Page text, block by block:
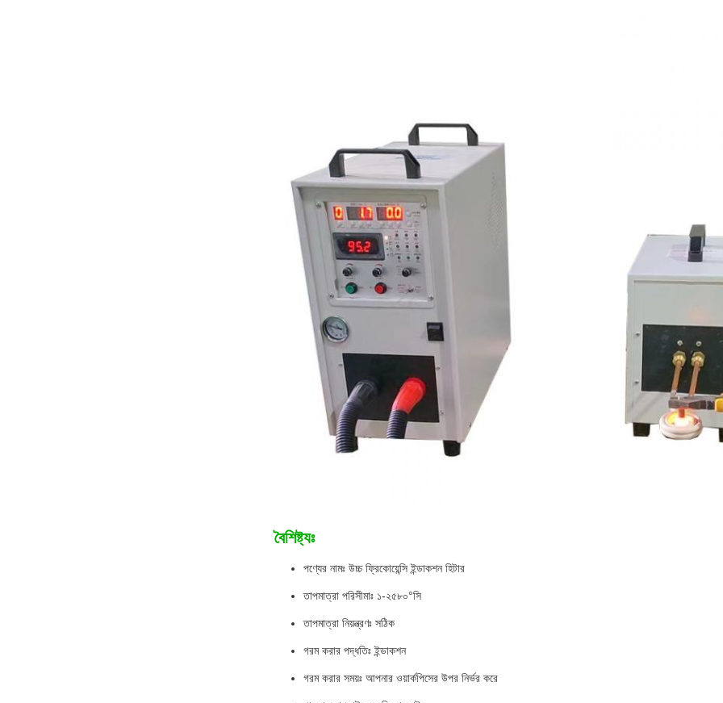
বৈশিষ্ট্যঃ
পণ্যের নামঃ উচ্চ ফ্রিকোয়েন্সি ইন্ডাকশন হিটার
তাপমাত্রা পরিসীমাঃ ১-২৫৮০°সি
তাপমাত্রা নিয়ন্ত্রণঃ সঠিক
গরম করার পদ্ধতিঃ ইন্ডাকশন
গরম করার সময়ঃ আপনার ওয়ার্কপিসের উপর নির্ভর করে